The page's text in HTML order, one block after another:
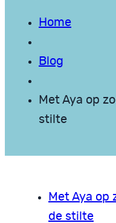
Home
Blog
Met Aya op
stilte
Met Aya op
de stilte